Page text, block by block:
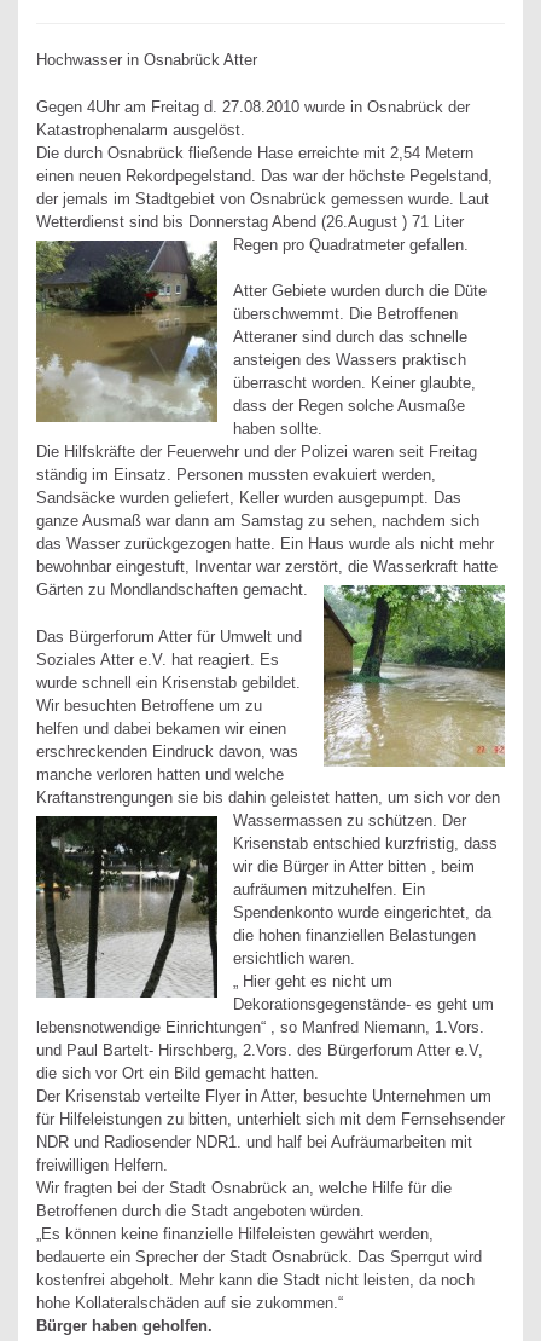
Hochwasser in Osnabrück Atter
Gegen 4Uhr am Freitag d. 27.08.2010 wurde in Osnabrück der
Katastrophenalarm ausgelöst.
Die durch Osnabrück fließende Hase erreichte mit 2,54 Metern
einen neuen Rekordpegelstand. Das war der höchste Pegelstand,
der jemals im Stadtgebiet von Osnabrück gemessen wurde. Laut
Wetterdienst sind bis Donnerstag Abend (26.August ) 71 Liter
Regen pro Quadratmeter gefallen.
Atter Gebiete wurden durch die Düte
überschwemmt. Die Betroffenen
Atteraner sind durch das schnelle
ansteigen des Wassers praktisch
überrascht worden. Keiner glaubte,
dass der Regen solche Ausmaße
haben sollte.
Die Hilfskräfte der Feuerwehr und der Polizei waren seit Freitag
ständig im Einsatz. Personen mussten evakuiert werden,
Sandsäcke wurden geliefert, Keller wurden ausgepumpt. Das
ganze Ausmaß war dann am Samstag zu sehen, nachdem sich
das Wasser zurückgezogen hatte. Ein Haus wurde als nicht mehr
bewohnbar eingestuft, Inventar war zerstört, die Wasserkraft hatte
Gärten zu Mondlandschaften gemacht.
Das Bürgerforum Atter für Umwelt und
Soziales Atter e.V. hat reagiert. Es
wurde schnell ein Krisenstab gebildet.
Wir besuchten Betroffene um zu
helfen und dabei bekamen wir einen
erschreckenden Eindruck davon, was
manche verloren hatten und welche
Kraftanstrengungen sie bis dahin geleistet hatten, um sich vor den
Wassermassen zu schützen.
Der
Krisenstab entschied kurzfristig, dass
wir die Bürger in Atter bitten , beim
aufräumen mitzuhelfen. Ein
Spendenkonto wurde eingerichtet, da
die hohen finanziellen Belastungen
ersichtlich waren.
„ Hier geht es nicht um
Dekorationsgegenstände- es geht um
lebensnotwendige Einrichtungen“ , so Manfred Niemann, 1.Vors.
und Paul Bartelt- Hirschberg, 2.Vors. des Bürgerforum Atter e.V,
die sich vor Ort ein Bild gemacht hatten.
Der Krisenstab verteilte Flyer in Atter, besuchte Unternehmen um
für Hilfeleistungen zu bitten, unterhielt sich mit dem Fernsehsender
NDR und Radiosender NDR1. und half bei Aufräumarbeiten mit
freiwilligen Helfern.
Wir fragten bei der Stadt Osnabrück an, welche Hilfe für die
Betroffenen durch die Stadt angeboten würden.
„Es können keine finanzielle Hilfeleisten gewährt werden,
bedauerte ein Sprecher der Stadt Osnabrück. Das Sperrgut wird
kostenfrei abgeholt. Mehr kann die Stadt nicht leisten, da noch
hohe Kollateralschäden auf sie zukommen.“
Bürger haben geholfen.